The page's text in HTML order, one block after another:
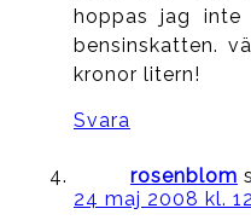
hoppas jag
bensinskatten.
kronor litern!
Svara
rosenblom
24 maj 2008 kl.